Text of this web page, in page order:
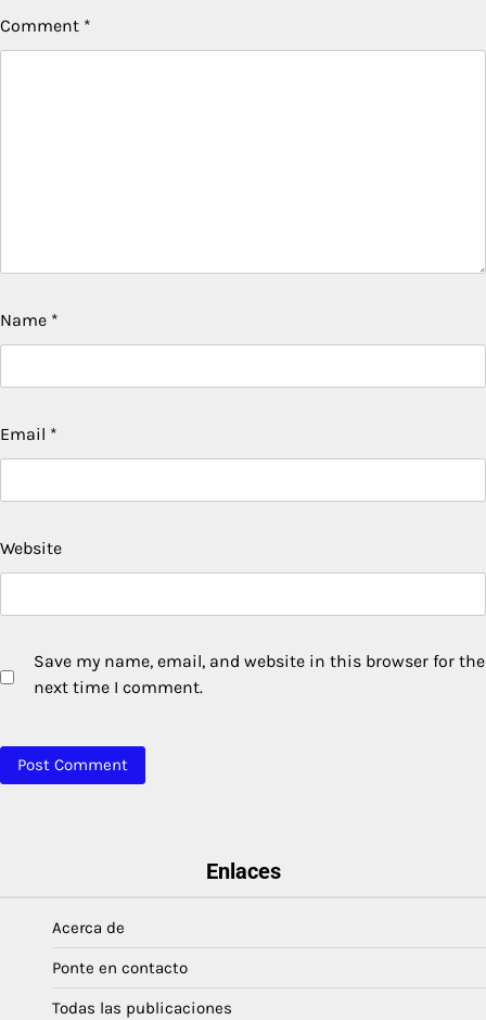
Comment *
Name *
Email *
Website
Save my name, email, and website in this browser for the
next time I comment.
Enlaces
Acerca de
Ponte en contacto
Todas las publicaciones